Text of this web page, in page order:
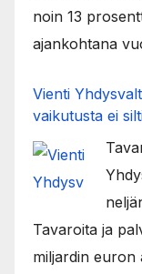
noin 13
ajankohtana
Vienti
vaikutusta ei
Tavaroita ja
miljardin